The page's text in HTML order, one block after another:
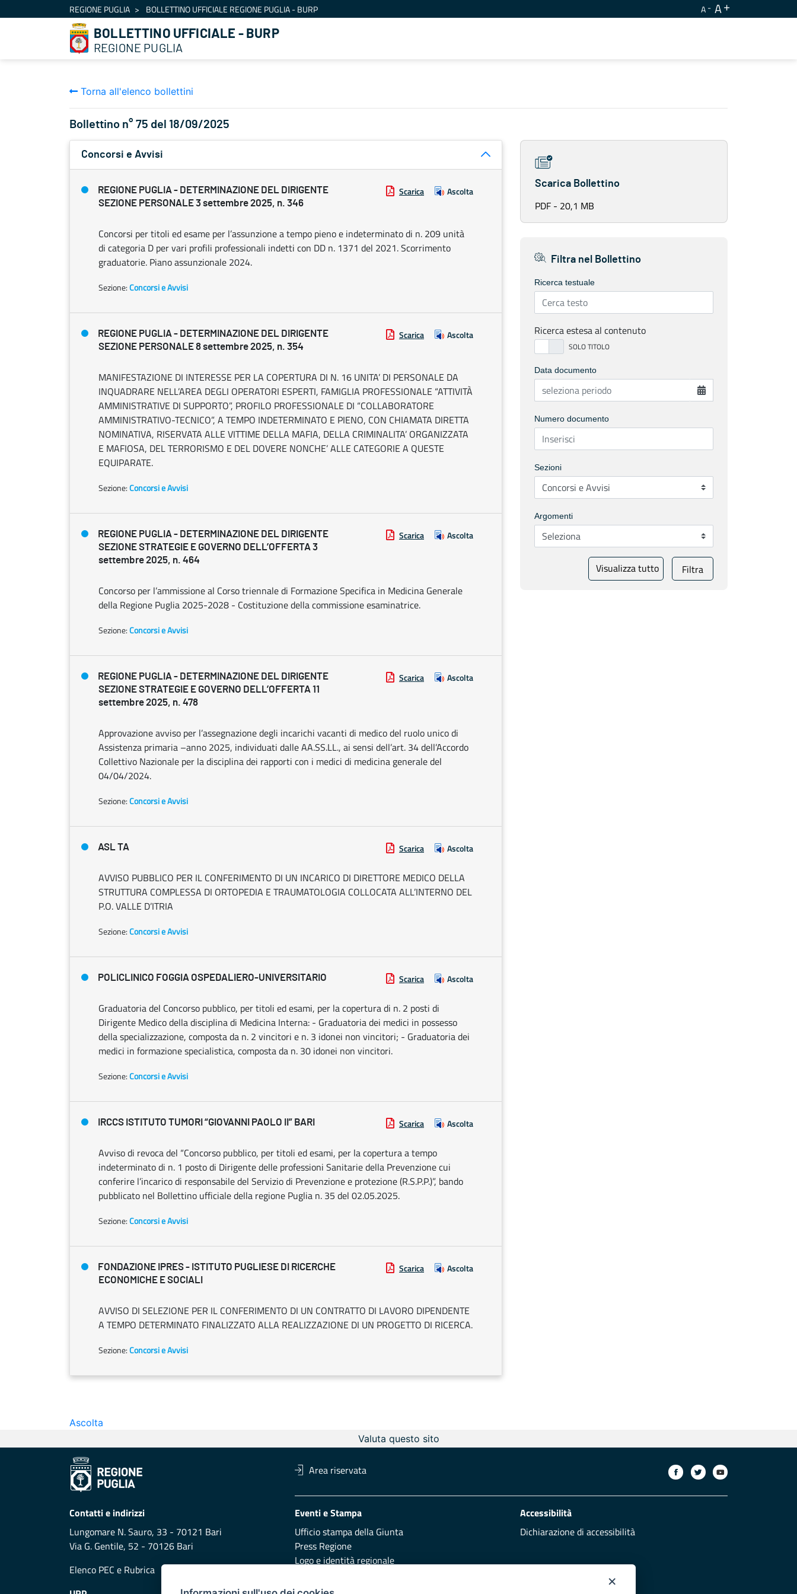
Salta al contenutoREGIONE PUGLIA BOLLETTINO UFFICIALE REGIONE PUGLIA - BURP A A
BOLLETTINO UFFICIALE - BURP
REGIONE PUGLIA
Torna all'elenco bollettini
Bollettino n° 75 del 18/09/2025
Concorsi e Avvisi
REGIONE PUGLIA - DETERMINAZIONE DEL DIRIGENTE
SEZIONE PERSONALE 3 settembre 2025, n. 346
Scarica Ascolta
Concorsi per titoli ed esame per l’assunzione a tempo pieno e indeterminato di n. 209 unità
di categoria D per vari profili professionali indetti con DD n. 1371 del 2021. Scorrimento
graduatorie. Piano assunzionale 2024.
Sezione:Concorsi e Avvisi
REGIONE PUGLIA - DETERMINAZIONE DEL DIRIGENTE
SEZIONE PERSONALE 8 settembre 2025, n. 354
Scarica Ascolta
MANIFESTAZIONE DI INTERESSE PER LA COPERTURA DI N. 16 UNITA’ DI PERSONALE DA
INQUADRARE NELL’AREA DEGLI OPERATORI ESPERTI, FAMIGLIA PROFESSIONALE “ATTIVITÀ
AMMINISTRATIVE DI SUPPORTO”, PROFILO PROFESSIONALE DI “COLLABORATORE
AMMINISTRATIVO-TECNICO”, A TEMPO INDETERMINATO E PIENO, CON CHIAMATA DIRETTA
NOMINATIVA, RISERVATA ALLE VITTIME DELLA MAFIA, DELLA CRIMINALITA’ ORGANIZZATA
E MAFIOSA, DEL TERRORISMO E DEL DOVERE NONCHE’ ALLE CATEGORIE A QUESTE
EQUIPARATE.
Sezione:Concorsi e Avvisi
REGIONE PUGLIA - DETERMINAZIONE DEL DIRIGENTE
SEZIONE STRATEGIE E GOVERNO DELL’OFFERTA 3
settembre 2025, n. 464
Scarica Ascolta
Concorso per l’ammissione al Corso triennale di Formazione Specifica in Medicina Generale
della Regione Puglia 2025-2028 - Costituzione della commissione esaminatrice.
Sezione:Concorsi e Avvisi
REGIONE PUGLIA - DETERMINAZIONE DEL DIRIGENTE
SEZIONE STRATEGIE E GOVERNO DELL’OFFERTA 11
settembre 2025, n. 478
Scarica Ascolta
Approvazione avviso per l’assegnazione degli incarichi vacanti di medico del ruolo unico di
Assistenza primaria –anno 2025, individuati dalle AA.SS.LL., ai sensi dell’art. 34 dell’Accordo
Collettivo Nazionale per la disciplina dei rapporti con i medici di medicina generale del
04/04/2024.
Sezione:Concorsi e Avvisi
ASL TA Scarica Ascolta
AVVISO PUBBLICO PER IL CONFERIMENTO DI UN INCARICO DI DIRETTORE MEDICO DELLA
STRUTTURA COMPLESSA DI ORTOPEDIA E TRAUMATOLOGIA COLLOCATA ALL’INTERNO DEL
P.O. VALLE D’ITRIA
Sezione:Concorsi e Avvisi
POLICLINICO FOGGIA OSPEDALIERO-UNIVERSITARIO Scarica Ascolta
Graduatoria del Concorso pubblico, per titoli ed esami, per la copertura di n. 2 posti di
Dirigente Medico della disciplina di Medicina Interna: - Graduatoria dei medici in possesso
della specializzazione, composta da n. 2 vincitori e n. 3 idonei non vincitori; - Graduatoria dei
medici in formazione specialistica, composta da n. 30 idonei non vincitori.
Sezione:Concorsi e Avvisi
IRCCS ISTITUTO TUMORI “GIOVANNI PAOLO II” BARI Scarica Ascolta
Avviso di revoca del “Concorso pubblico, per titoli ed esami, per la copertura a tempo
indeterminato di n. 1 posto di Dirigente delle professioni Sanitarie della Prevenzione cui
conferire l’incarico di responsabile del Servizio di Prevenzione e protezione (R.S.P.P.)”, bando
pubblicato nel Bollettino ufficiale della regione Puglia n. 35 del 02.05.2025.
Sezione:Concorsi e Avvisi
FONDAZIONE IPRES - ISTITUTO PUGLIESE DI RICERCHE
ECONOMICHE E SOCIALI
Scarica Ascolta
AVVISO DI SELEZIONE PER IL CONFERIMENTO DI UN CONTRATTO DI LAVORO DIPENDENTE
A TEMPO DETERMINATO FINALIZZATO ALLA REALIZZAZIONE DI UN PROGETTO DI RICERCA.
Sezione:Concorsi e Avvisi
Scarica Bollettino
PDF - 20,1 MB
Filtra nel Bollettino
Ricerca testuale
Ricerca estesa al contenuto
Data documento
Numero documento
Sezioni
Argomenti
Visualizza tutto Filtra
Ascolta
Valuta questo sito
Area riservata
Contatti e indirizzi
Lungomare N. Sauro, 33 - 70121 Bari
Via G. Gentile, 52 - 70126 Bari
Elenco PEC e Rubrica
Eventi e Stampa
Ufficio stampa della Giunta
Press Regione
Logo e identità regionale
Accessibilità
Dichiarazione di accessibilità
×